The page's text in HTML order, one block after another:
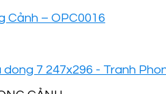
Cảnh – OPC0016